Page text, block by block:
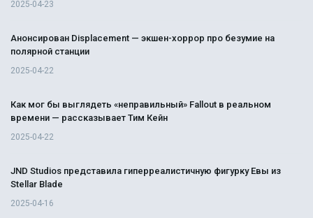
2025-04-23
Анонсирован Displacement — экшен-хоррор про безумие на
полярной станции
2025-04-22
Как мог бы выглядеть «неправильный» Fallout в реальном
времени — рассказывает Тим Кейн
2025-04-22
JND Studios представила гиперреалистичную фигурку Евы из
Stellar Blade
2025-04-16